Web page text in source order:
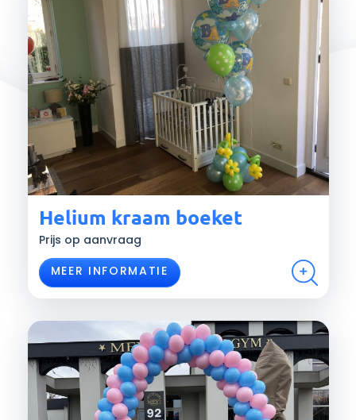
Helium kraam boeket
Prijs op aanvraag
MEER INFORMATIE